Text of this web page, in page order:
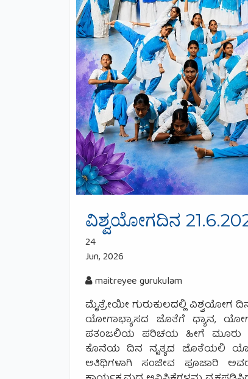
ವಿಶ್ವಯೋಗದಿನ
24
Jun, 2026
maitreyee gurukulam
ಮೈತ್ರೇಯೀ ಗುರುಕುಲದಲ್ಲಿ ವಿಶ್ವಯೋಗ
ಯೋಗಾಭ್ಯಾಸದ ಜೊತೆಗೆ ಧ್ಯಾನ,
ಪತಂಜಲಿಯ ಪರಿಚಯ ಹೀಗೆ ಮೂರು
ಕೊನೆಯ ದಿನ ನೃತ್ಯದ ಜೊತೆಯಲಿ ಯೋಗ
ಅತಿಥಿಗಳಾಗಿ ಸಂಜೀವ ಪೂಜಾರಿ